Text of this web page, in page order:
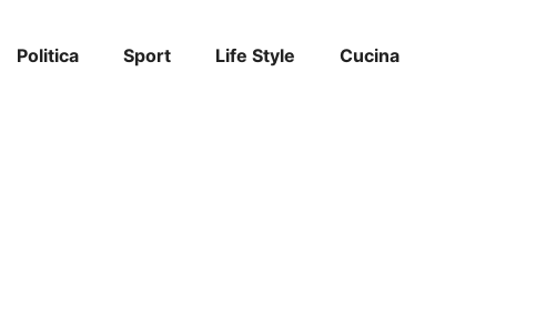
Politica Sport Life Style Cucina